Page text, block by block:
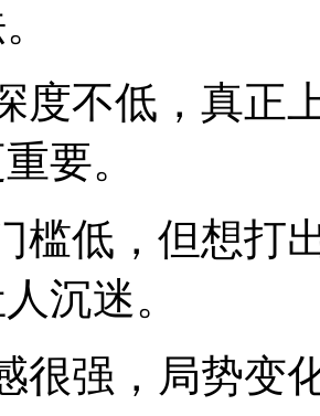
度不低，真正
要。
槛低，但想打
沉迷。
很强，局势变